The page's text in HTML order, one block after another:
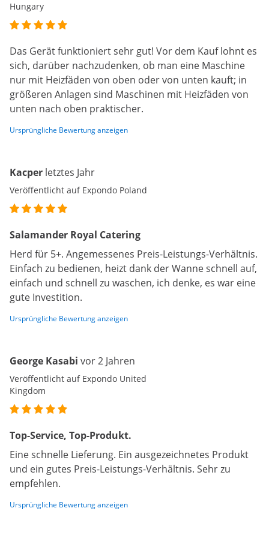
Hungary
Das Gerät funktioniert sehr gut! Vor dem Kauf lohnt es
sich, darüber nachzudenken, ob man eine Maschine
nur mit Heizfäden von oben oder von unten kauft; in
größeren Anlagen sind Maschinen mit Heizfäden von
unten nach oben praktischer.
Ursprüngliche Bewertung anzeigen
Kacper letztes Jahr
Veröffentlicht auf Expondo Poland
Salamander Royal Catering
Herd für 5+. Angemessenes Preis-Leistungs-Verhältnis.
Einfach zu bedienen, heizt dank der Wanne schnell auf,
einfach und schnell zu waschen, ich denke, es war eine
gute Investition.
Ursprüngliche Bewertung anzeigen
George Kasabi vor 2 Jahren
Veröffentlicht auf Expondo United
Kingdom
Top-Service, Top-Produkt.
Eine schnelle Lieferung. Ein ausgezeichnetes Produkt
und ein gutes Preis-Leistungs-Verhältnis. Sehr zu
empfehlen.
Ursprüngliche Bewertung anzeigen